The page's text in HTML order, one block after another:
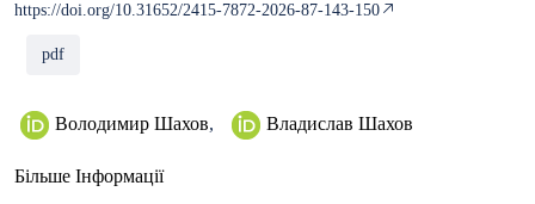
https://doi.org/10.31652/2415-7872-2026-87-143-150
pdf
Володимир Шахов, Владислав Шахов
Більше Інформації